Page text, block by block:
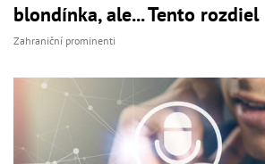
blondínka, ale... Tento
Zahraniční prominenti